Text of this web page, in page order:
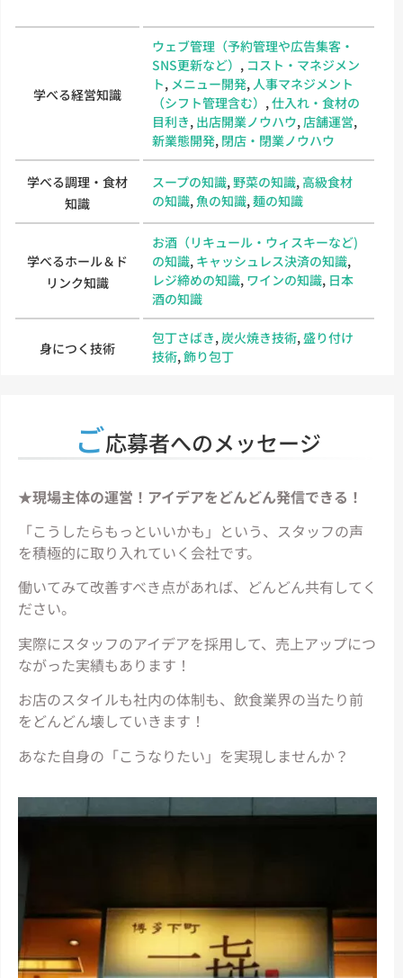
学べる経営知識
ウェブ管理（予約管理や広告集客・
SNS更新など） , コスト・マネジメン
ト, メニュー開発, 人事マネジメント
（シフト管理含む） ,仕入れ・食材の
目利き, 出店開業ノウハウ,店舗運営,
新業態開発, 閉店・閉業ノウハウ
学べる調理・食材
知識
スープの知識,野菜の知識, 高級食材
の知識,魚の知識,麺の知識
学べるホール＆ド
リンク知識
お酒（リキュール・ウィスキーなど)
の知識, キャッシュレス決済の知識,
レジ締めの知識, ワインの知識, 日本
酒の知識
身につく技術
包丁さばき,炭火焼き技術,盛り付け
技術,飾り包丁
ご応募者へのメッセージ
★現場主体の運営！アイデアをどんどん発信できる！
「こうしたらもっといいかも」という、スタッフの声
を積極的に取り入れていく会社です。
働いてみて改善すべき点があれば、どんどん共有してく
ださい。
実際にスタッフのアイデアを採用して、売上アップにつ
ながった実績もあります！
お店のスタイルも社内の体制も、飲食業界の当たり前
をどんどん壊していきます！
あなた自身の「こうなりたい」を実現しませんか？